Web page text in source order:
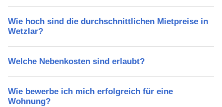
Wie hoch sind die durchschnittlichen Mietpreise in
Wetzlar?
Welche Nebenkosten sind erlaubt?
Wie bewerbe ich mich erfolgreich für eine
Wohnung?